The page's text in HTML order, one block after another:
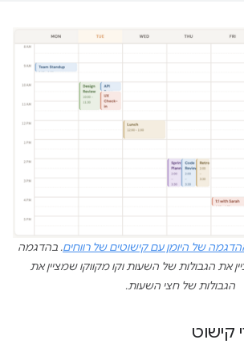
של היומן עם קישוטים של רווחים. בהדגמה
את הגבולות של השעות וקו מקווקו שמציין את
הגבולות של חצי השעות.
קישוט